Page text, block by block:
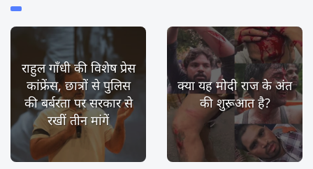
राहुल गाँधी की विशेष प्रेस
कांफ्रेंस, छात्रों से पुलिस
की बर्बरता पर सरकार से
रखीं तीन मांगें
क्या यह मोदी राज के अंत
की शुरूआत है?